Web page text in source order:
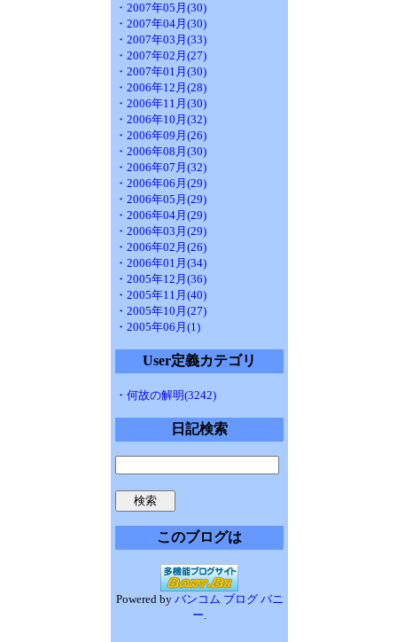
・2007年05月(30)
・2007年04月(30)
・2007年03月(33)
・2007年02月(27)
・2007年01月(30)
・2006年12月(28)
・2006年11月(30)
・2006年10月(32)
・2006年09月(26)
・2006年08月(30)
・2006年07月(32)
・2006年06月(29)
・2006年05月(29)
・2006年04月(29)
・2006年03月(29)
・2006年02月(26)
・2006年01月(34)
・2005年12月(36)
・2005年11月(40)
・2005年10月(27)
・2005年06月(1)
User定義カテゴリ
・何故の解明(3242)
日記検索
このブログは
Powered by バンコム ブログ バニ
ー.